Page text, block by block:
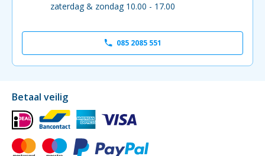
zaterdag & zondag 10.00 - 17.00
085 2085 551
Betaal veilig